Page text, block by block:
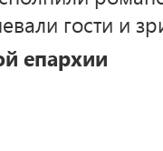
гости и
епархии